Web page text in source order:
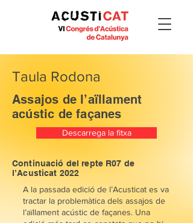
Taula Rodona
Assajos de l’aïllament
acústic de façanes
Descarrega la fitxa
Continuació del repte R07 de
l’Acusticat 2022
A la passada edició de l’Acusticat es va
tractar la problemàtica dels assajos de
l’aïllament acústic de façanes. Una